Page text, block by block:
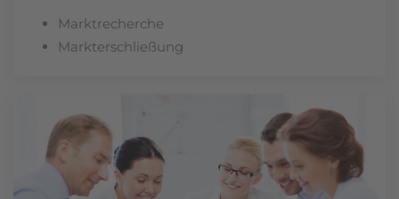
Marktrecherche
Markterschließung